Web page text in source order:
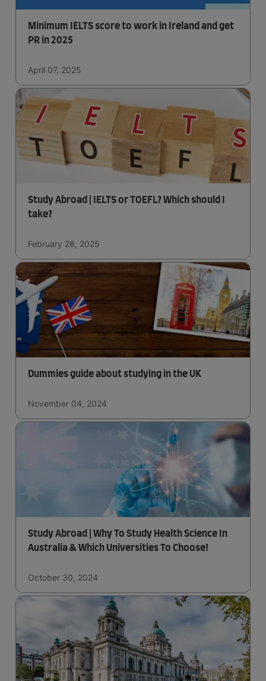
Minimum IELTS score to work in Ireland and get
PR in 2025
April 07, 2025
Study Abroad | IELTS or TOEFL? Which should I
take?
February 28, 2025
Dummies guide about studying in the UK
November 04, 2024
Study Abroad | Why To Study Health Science In
Australia & Which Universities To Choose!
October 30, 2024